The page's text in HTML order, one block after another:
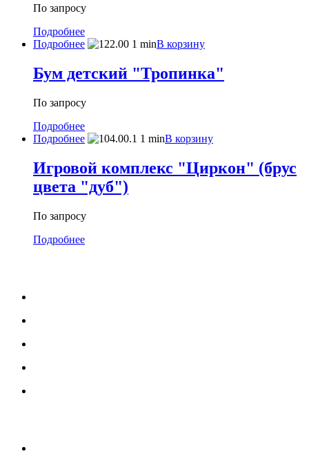
По запросу
Подробнее
Подробнее
В корзину
Бум детский "Тропинка"
По запросу
Подробнее
Подробнее
В корзину
Игровой комплекс "Циркон" (брус
цвета "дуб")
По запросу
Подробнее